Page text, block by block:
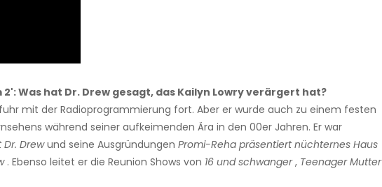
2': Was hat Dr. Drew gesagt, das Kailyn Lowry verärgert hat?
mit der Radioprogrammierung fort. Aber er wurde auch zu einem festen
während seiner aufkeimenden Ära in den 00er Jahren. Er war
Drewund seine Ausgründungen Promi-Reha präsentiert nüchternes Haus
. Ebenso leitet er die Reunion Shows von 16 und schwanger, Teenager Mutter